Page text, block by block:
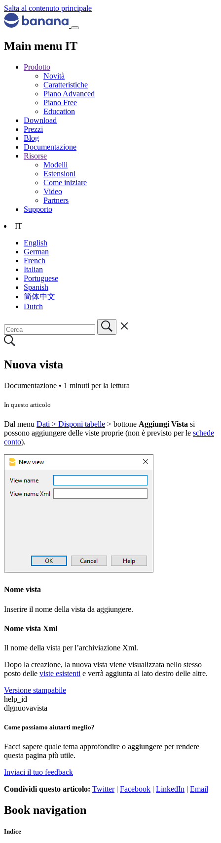
Salta al contenuto principale
Main menu IT
Prodotto
Novità
Caratteristiche
Piano Advanced
Piano Free
Education
Download
Prezzi
Blog
Documentazione
Risorse
Modelli
Estensioni
Come iniziare
Video
Partners
Supporto
IT
English
German
French
Italian
Portuguese
Spanish
简体中文
Dutch
Nuova vista
Documentazione • 1 minuti per la lettura
In questo articolo
Dal menu Dati > Disponi tabelle > bottone Aggiungi Vista si
possono aggiungere delle viste proprie (non è previsto per le schede
conto).
Nome vista
Inserire il nome della vista da aggiungere.
Nome vista Xml
Il nome della vista per l’archiviazione Xml.
Dopo la creazione, la nuova vista viene visualizzata nello stesso
posto delle viste esistenti e verrà aggiunta al lato destro delle altre.
Versione stampabile
help_id
dlgnuovavista
Come possiamo aiutarti meglio?
Facci sapere quale tema approfondire o aggiungere per rendere
questa pagina più utile.
Inviaci il tuo feedback
Condividi questo articolo: Twitter| Facebook | LinkedIn | Email
Book navigation
Indice